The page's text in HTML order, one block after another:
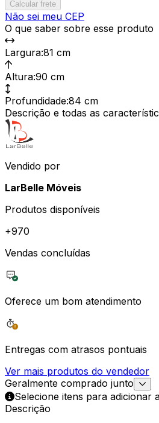
Calcular frete
Não sei meu CEP
O que saber sobre esse produto
Largura:81 cm
Altura:90 cm
Profundidade:84 cm
Descrição e todas as
Vendido por
LarBelle Móveis
Produtos disponíveis
+970
Vendas concluídas
Oferece um bom atendimento
Entregas com atrasos pontuais
Ver mais produtos do vendedor
Geralmente comprado junto
Selecione itens para adicionar
Descrição